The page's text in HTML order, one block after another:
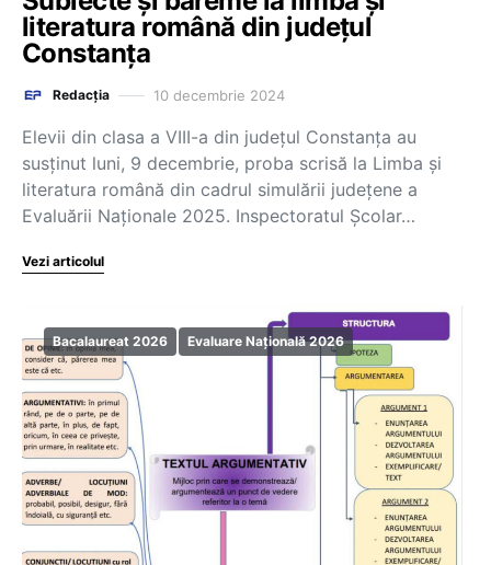
literatura română din județul
Constanța
Redacția 10 decembrie 2024
Elevii din clasa a VIII-a din județul Constanța au
susținut luni, 9 decembrie, proba scrisă la Limba și
literatura română din cadrul simulării județene a
Evaluării Naționale 2025. Inspectoratul Școlar…
Vezi articolul
Bacalaureat 2026 Evaluare Națională 2026